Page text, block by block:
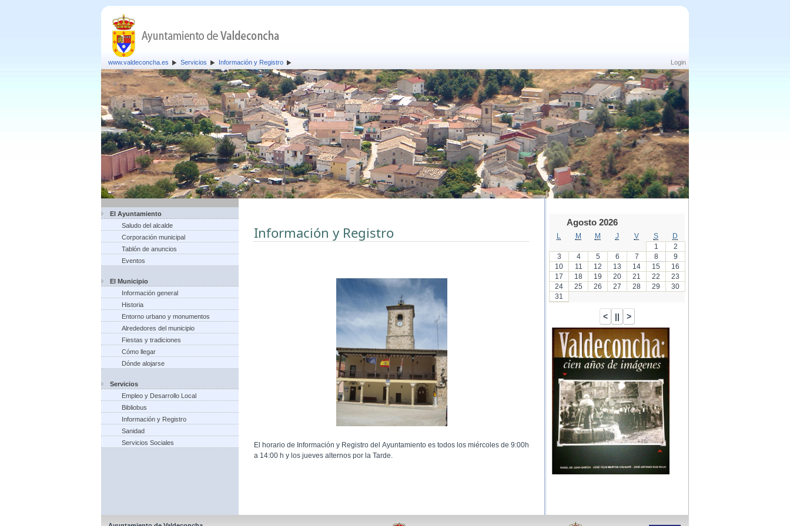
Login
www.valdeconcha.es Servicios Información y Registro
El Ayuntamiento
Saludo del alcalde
Corporación municipal
Tablón de anuncios
Eventos
El Municipio
Información general
Historia
Entorno urbano y monumentos
Alrededores del municipio
Fiestas y tradiciones
Cómo llegar
Dónde alojarse
Servicios
Empleo y Desarrollo Local
Bibliobus
Información y Registro
Sanidad
Servicios Sociales
Información y Registro
El horario de Información y Registro del Ayuntamiento es todos los miércoles de 9:00h
a 14:00 h y los jueves alternos por la Tarde.
Agosto 2026
M M J V S
D
1
2
3
4 5 6 7 8
9
10
11 12 13 14 15
16
17
18 19 20 21 22
23
24
25 26 27 28 29
30
31